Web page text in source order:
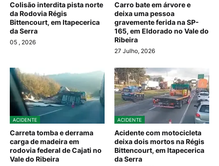
Colisão interdita pista norte
da Rodovia Régis
Bittencourt, em Itapecerica
da Serra
05 , 2026
Carro bate em árvore e
deixa uma pessoa
gravemente ferida na SP-
165, em Eldorado no Vale do
Ribeira
27 Julho, 2026
ACIDENTE
Carreta tomba e derrama
carga de madeira em
rodovia federal de Cajati no
Vale do Ribeira
ACIDENTE
Acidente com motocicleta
deixa dois mortos na Régis
Bittencourt, em Itapecerica
da Serra